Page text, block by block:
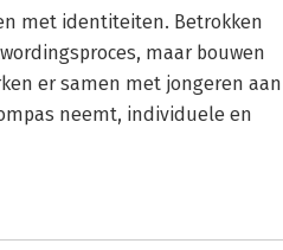
met identiteiten. Betrokken
maar bouwen
er samen met jongeren aan
neemt, individuele en